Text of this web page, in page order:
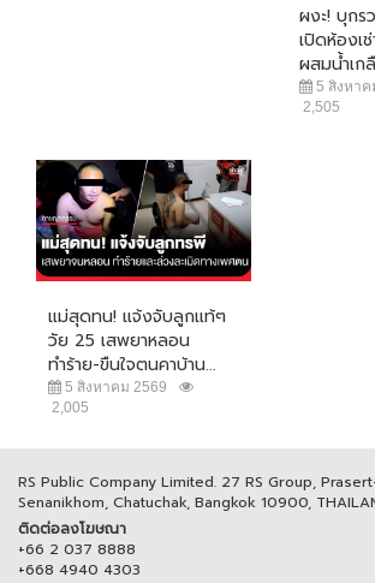
ผงะ! บุกร
เปิดห้องเ
ผสมน้ำเก
5 สิงหาค
2,505
แม่สุดทน! แจ้งจับลูกแท้ๆ
วัย 25 เสพยาหลอน
ทำร้าย-ขืนใจตนคาบ้าน...
5 สิงหาคม 2569
2,005
RS Public Company Limited. 27 RS Group,
Senanikhom, Chatuchak, Bangkok 10900,
ติดต่อลงโฆษณา
+66 2 037 8888
+668 4940 4303